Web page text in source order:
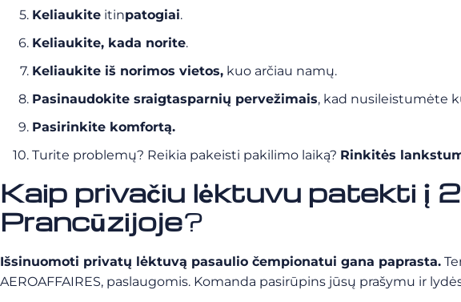
Keliaukite itinpatogiai.
Keliaukite, kada norite.
Keliaukite iš norimos vietos, kuo arčiau namų.
Pasinaudokite sraigtasparnių pervežimais, kad nusileistumėte
Pasirinkite komfortą.
Turite problemų? Reikia pakeisti pakilimo laiką? Rinkitės
Kaip privačiu lėktuvu patekti į
Prancūzijoje?
Išsinuomoti privatų lėktuvą pasaulio čempionatui gana paprasta.
AEROAFFAIRES, paslaugomis. Komanda pasirūpins jūsų prašymu ir